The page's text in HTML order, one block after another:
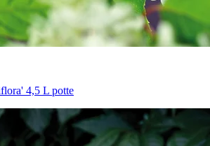
4,5 L potte